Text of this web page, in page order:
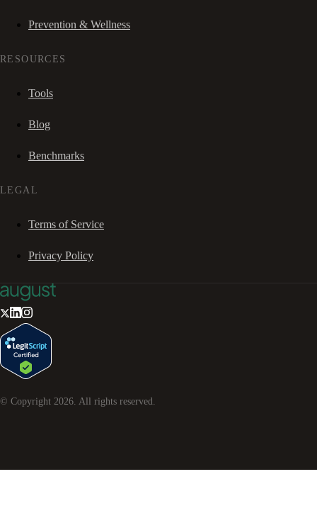
Prevention & Wellness
RESOURCES
Tools
Blog
Benchmarks
LEGAL
Terms of Service
Privacy Policy
© Copyright 2026 . All rights reserved.